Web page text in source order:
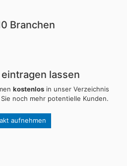
Branchen
lassen
kostenlos in unser Verzeichnis
noch mehr potentielle Kunden.
aufnehmen